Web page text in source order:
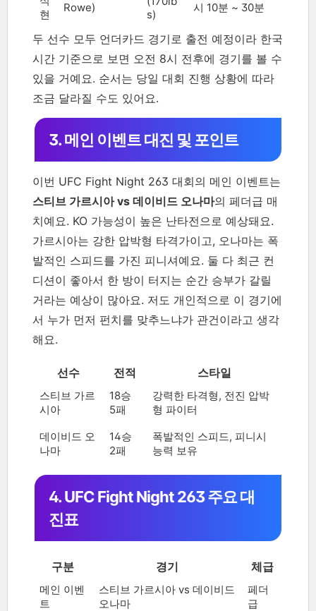
현
Rowe)
s)
시 10분 ~ 30분
두 선수 모두 언더카드 경기로 출전 예정이라 한국
시간 기준으로 보면 오전 8시 전후에 경기를 볼 수
있을 거예요. 순서는 당일 대회 진행 상황에 따라
조금 달라질 수도 있어요.
3. 메인 이벤트 대진 및 포인트
이번 UFC Fight Night 263 대회의 메인 이벤트는
스티브 가르시아 vs 데이비드 오나마의 페더급 매
치예요. KO 가능성이 높은 난타전으로 예상돼요.
가르시아는 강한 압박형 타격가이고, 오나마는 폭
발적인 스피드를 가진 피니셔예요. 둘 다 최근 컨
디션이 좋아서 한 방이 터지는 순간 승부가 갈릴
거라는 예상이 많아요. 저도 개인적으로 이 경기에
서 누가 먼저 펀치를 맞추느냐가 관건이라고 생각
해요.
선수 전적 스타일
스티브 가르
시아
18승
5패
강력한 타격형, 전진 압박
형 파이터
데이비드 오
나마
14승
2패
폭발적인 스피드, 피니시
능력 보유
4. UFC Fight Night 263 주요 대
진표
구분 경기 체급
메인 이벤
트
스티브 가르시아 vs 데이비드
오나마
페더
급